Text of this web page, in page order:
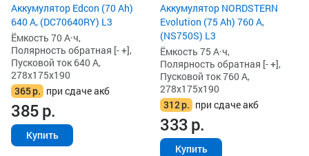
Аккумулятор Edcon (70 Ah)
640 А, (DC70640RY) L3
Ёмкость 70 А·ч,
Полярность обратная [- +],
Пусковой ток 640 А,
278x175x190
365р. при сдаче акб
385р.
Купить
Аккумулятор NORDSTERN
Evolution (75 Ah) 760 А,
(NS750S) L3
Ёмкость 75 А·ч,
Полярность обратная [- +],
Пусковой ток 760 А,
278x175x190
312р. при сдаче акб
333р.
Купить